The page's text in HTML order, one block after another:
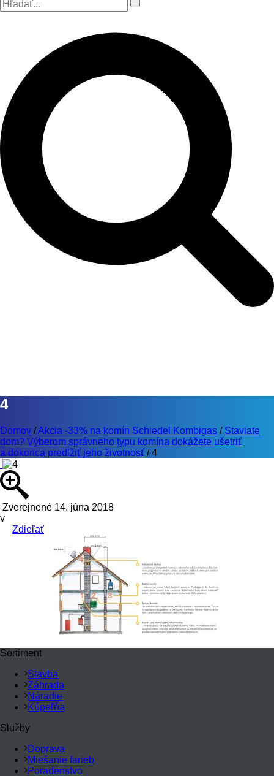
4
Domov /Akcia -33% na komín Schiedel Kombigas / Staviate
dom? Výberom správneho typu komína dokážete ušetriť
a dokonca predĺžiť jeho životnosť /4
Zverejnené 14. júna 2018
v
Zdieľať
Sortiment
Stavba
Záhrada
Náradie
Kúpeľňa
Služby
Doprava
Miešanie farieb
Poradenstvo